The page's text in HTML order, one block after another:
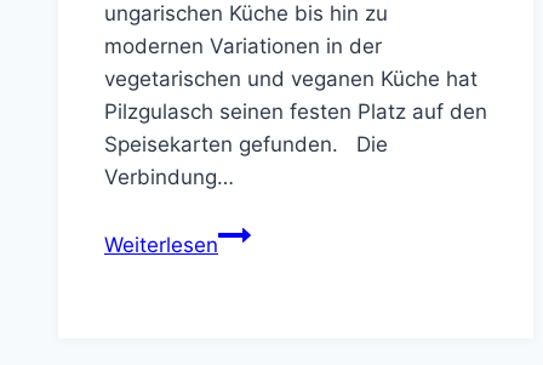
ungarischen Küche bis hin zu
modernen Variationen in der
vegetarischen und veganen Küche hat
Pilzgulasch seinen festen Platz auf den
Speisekarten gefunden. Die
Verbindung…
WeiterlesenPilzgulasch: